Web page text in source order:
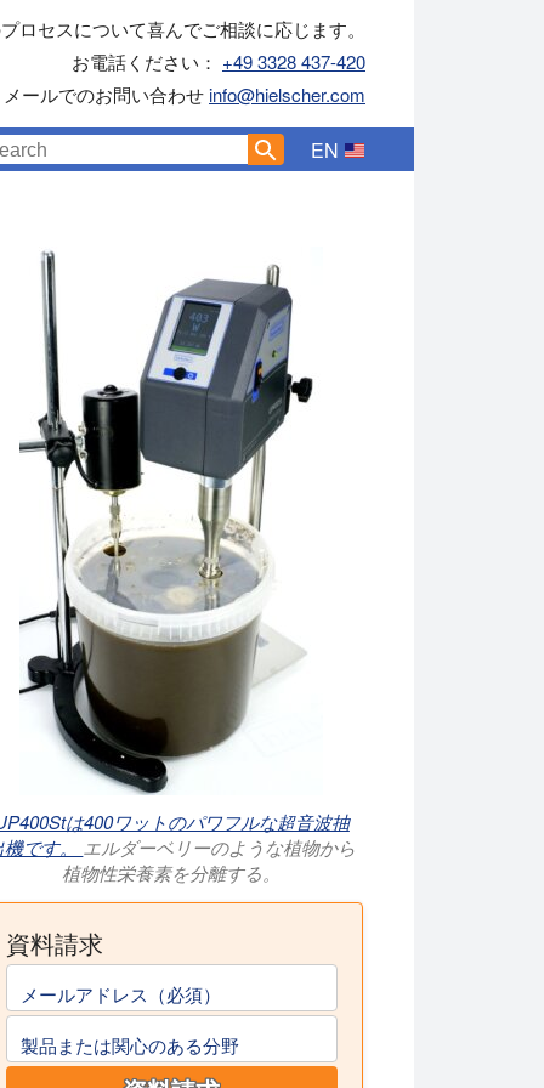
ロセスについて喜んでご相談に応じます。
お電話ください： +49 3328 437-420
メールでのお問い合わせinfo@hielscher.com
EN
は400ワットのパワフルな超音波抽
です。 エルダーベリーのような植物から
植物性栄養素を分離する。
資料請求
メールアドレス（必須）
製品または関心のある分野